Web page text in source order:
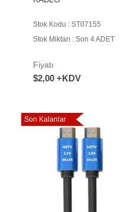
Stok Kodu : ST07155
Stok Miktarı : Son 4 ADET
Fiyatı
$2,00 +KDV
Son Kalanlar